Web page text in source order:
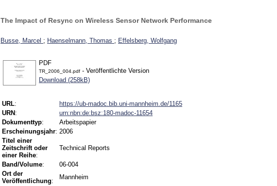
The Impact of Resync on Wireless Sensor Network Performance
Busse, Marcel ; Haenselmann, Thomas ; Effelsberg, Wolfgang
PDF
TR_2006_004.pdf - Veröffentlichte Version
Download (258kB)
URL:
https://ub-madoc.bib.uni-mannheim.de/1165
URN :
urn:nbn:de:bsz:180-madoc-11654
Dokumenttyp:
Arbeitspapier
Erscheinungsjahr: 2006
Titel einer
Zeitschrift oder
einer Reihe:
Technical Reports
Band/Volume:
06-004
Ort der
Veröffentlichung:
Mannheim